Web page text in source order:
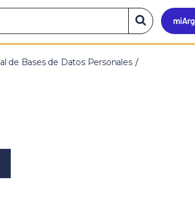
Buscar
en
el
de Bases de Datos Personales